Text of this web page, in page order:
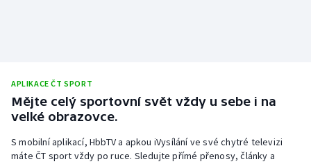
APLIKACE ČT SPORT
Mějte celý sportovní svět vždy u sebe i na
velké obrazovce.
S mobilní aplikací, HbbTV a apkou iVysílání ve své chytré televizi
máte ČT sport vždy po ruce. Sledujte přímé přenosy, články a